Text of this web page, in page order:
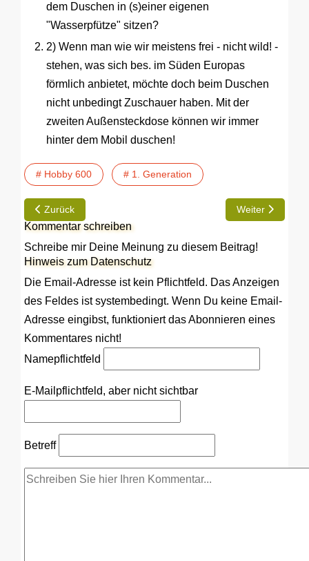
dem Duschen in (s)einer eigenen
"Wasserpfütze" sitzen?
2) Wenn man wie wir meistens frei - nicht wild! -
stehen, was sich bes. im Süden Europas
förmlich anbietet, möchte doch beim Duschen
nicht unbedingt Zuschauer haben. Mit der
zweiten Außensteckdose können wir immer
hinter dem Mobil duschen!
# Hobby 600 # 1. Generation
Vorheriger Beitrag: TIP | HEOSAFE Zusatzschloss für die
Zurück Nächster
Weiter
Kommentar schreiben
Schreibe mir Deine Meinung zu diesem Beitrag!
Hinweis zum Datenschutz
Die Email-Adresse ist kein Pflichtfeld. Das Anzeigen
des Feldes ist systembedingt. Wenn Du keine Email-
Adresse eingibst, funktioniert das Abonnieren eines
Kommentares nicht!
Namepflichtfeld
E-Mail pflichtfeld, aber nicht sichtbar
Betreff